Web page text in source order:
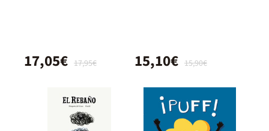
17,95€
17,05€ 15,90€
15,10€